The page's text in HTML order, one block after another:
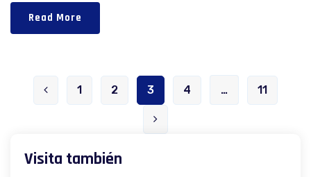
Read More
1 2 3 4 … 11
Visita también